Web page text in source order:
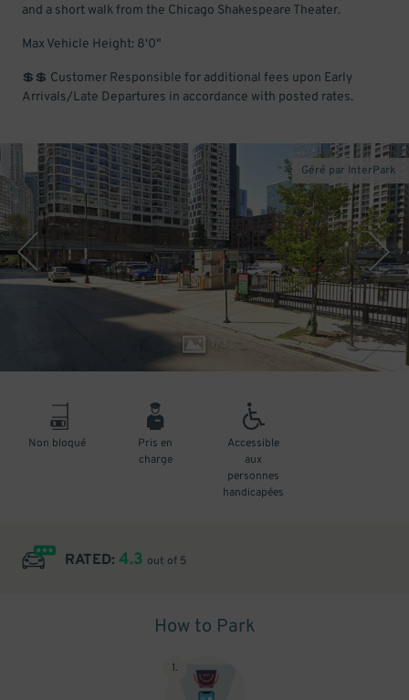
and a short walk from the Chicago Shakespeare Theater.
Max Vehicle Height: 8'0"
💲💲 Customer Responsible for additional fees upon Early
Arrivals/Late Departures in accordance with posted rates.
1/3
Géré par InterPark
Non bloqué
Pris en
charge
Accessible
aux
personnes
handicapées
RATED: 4.3 out of 5
How to Park
1.